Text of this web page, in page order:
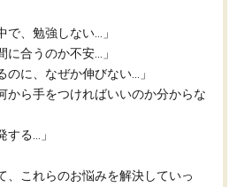
で、勉強しない…」
に合うのか不安…」
のに、なぜか伸びない…」
から手をつければいいのか分からな
する…」
、これらのお悩みを解決していっ